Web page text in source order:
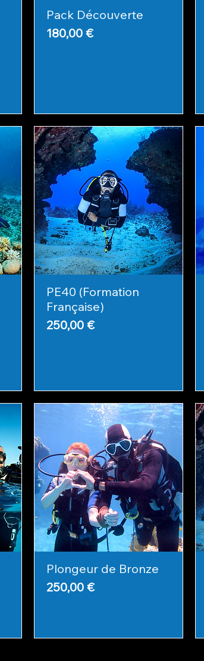
Pack Découverte
Prix
180,00 €
PE40 (Formation
Française)
Prix
250,00 €
Plongeur de Bronze
Prix
250,00 €